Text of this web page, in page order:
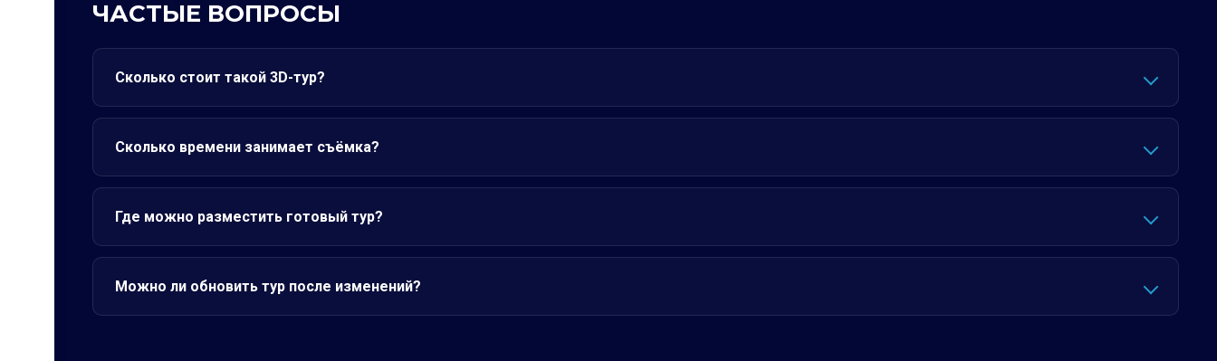
ЧАСТЫЕ ВОПРОСЫ
Сколько стоит такой 3D-тур?
Сколько времени занимает съёмка?
Где можно разместить готовый тур?
Можно ли обновить тур после изменений?